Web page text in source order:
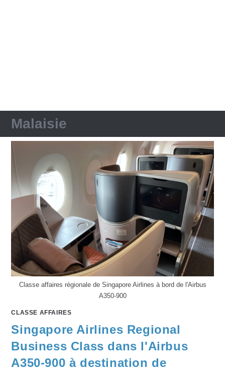
Malaisie
Classe affaires régionale de Singapore Airlines à bord de l'Airbus
A350-900
CLASSE AFFAIRES
Singapore Airlines Regional
Business Class dans l'Airbus
A350-900 à destination de